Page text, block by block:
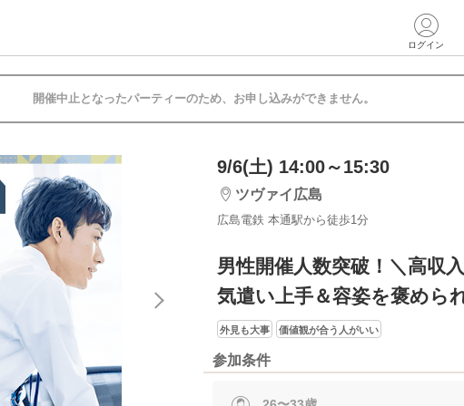
ログイン
開催中止となったパーティーのため、お申し込みができません。
9/6(土) 14:00～15:30
ツヴァイ広島
広島電鉄 本通駅から徒歩1分
男性開催人数突破！＼高収
気遣い上手＆容姿を褒めら
外見も大事 価値観が合う人がいい
参加条件